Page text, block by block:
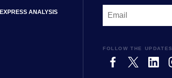
EXPRESS ANALYSIS
FOLLOW THE UPDATES